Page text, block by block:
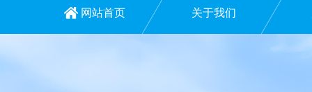
网站首页 关于我们